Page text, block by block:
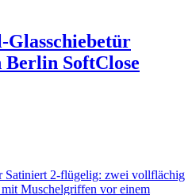
Berlin SoftClose